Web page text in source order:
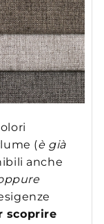
(è già
anche
scoprire